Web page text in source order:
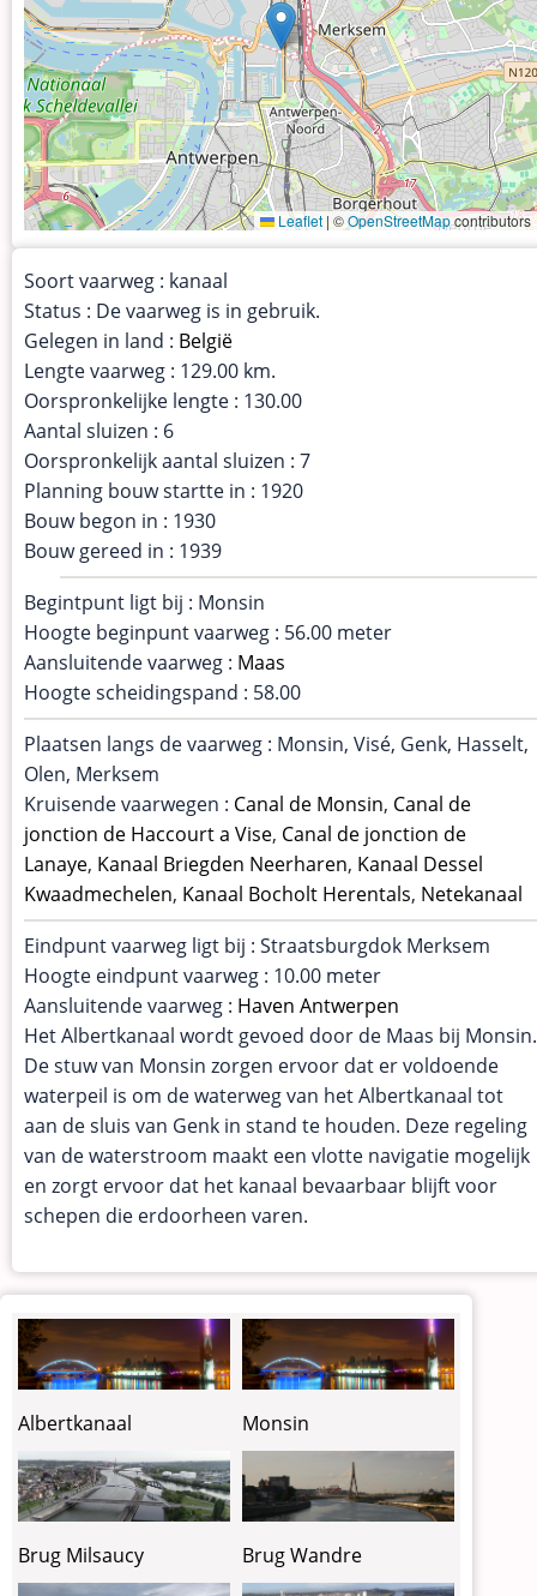
Leaflet | ©OpenStreetMapcontributors
Soort vaarweg : kanaal
Status : De vaarweg is in gebruik.
Gelegen in land : België
Lengte vaarweg : 129.00 km.
Oorspronkelijke lengte : 130.00
Aantal sluizen : 6
Oorspronkelijk aantal sluizen : 7
Planning bouw startte in : 1920
Bouw begon in : 1930
Bouw gereed in : 1939
Begintpunt ligt bij : Monsin
Hoogte beginpunt vaarweg : 56.00 meter
Aansluitende vaarweg : Maas
Hoogte scheidingspand : 58.00
Plaatsen langs de vaarweg : Monsin, Visé, Genk, Hasselt,
Olen, Merksem
Kruisende vaarwegen : Canal de Monsin, Canal de
jonction de Haccourt a Vise, Canal de jonction de
Lanaye, Kanaal Briegden Neerharen, Kanaal Dessel
Kwaadmechelen, Kanaal Bocholt Herentals, Netekanaal
Eindpunt vaarweg ligt bij : Straatsburgdok Merksem
Hoogte eindpunt vaarweg : 10.00 meter
Aansluitende vaarweg : Haven Antwerpen
Het Albertkanaal wordt gevoed door de Maas bij Monsin.
De stuw van Monsin zorgen ervoor dat er voldoende
waterpeil is om de waterweg van het Albertkanaal tot
aan de sluis van Genk in stand te houden. Deze regeling
van de waterstroom maakt een vlotte navigatie mogelijk
en zorgt ervoor dat het kanaal bevaarbaar blijft voor
schepen die erdoorheen varen.
Albertkanaal Monsin
Brug Milsaucy Brug Wandre